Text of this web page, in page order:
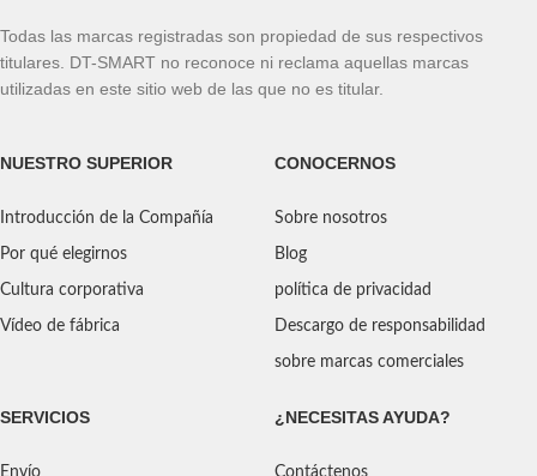
Todas las marcas registradas son propiedad de sus respectivos
titulares. DT-SMART no reconoce ni reclama aquellas marcas
utilizadas en este sitio web de las que no es titular.
NUESTRO SUPERIOR
Introducción de la Compañía
Por qué elegirnos
Cultura corporativa
Vídeo de fábrica
CONOCERNOS
Sobre nosotros
Blog
política de privacidad
Descargo de responsabilidad
sobre marcas comerciales
SERVICIOS
Envío
¿NECESITAS AYUDA?
Contáctenos